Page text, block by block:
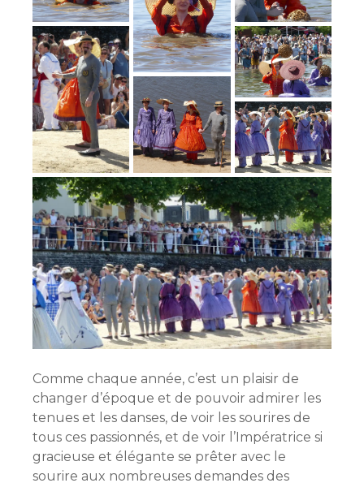
Comme chaque année, c’est un plaisir de
changer d’époque et de pouvoir admirer les
tenues et les danses, de voir les sourires de
tous ces passionnés, et de voir l’Impératrice si
gracieuse et élégante se prêter avec le
sourire aux nombreuses demandes des